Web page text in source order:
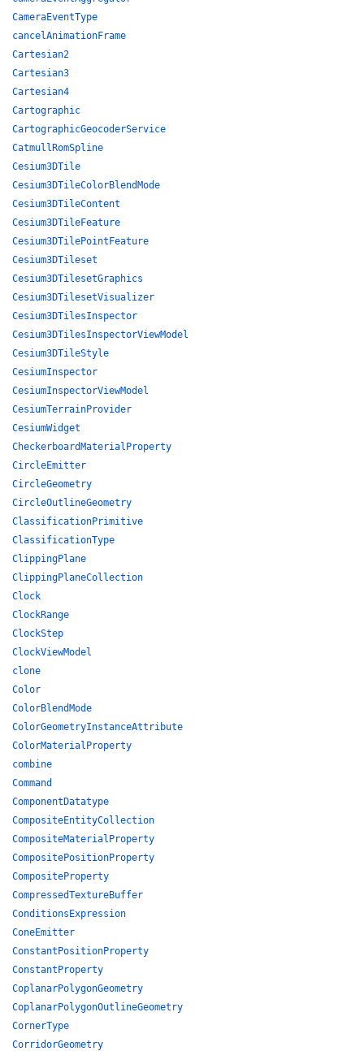
CameraEventType
cancelAnimationFrame
Cartesian2
Cartesian3
Cartesian4
Cartographic
CartographicGeocoderService
CatmullRomSpline
Cesium3DTile
Cesium3DTileColorBlendMode
Cesium3DTileContent
Cesium3DTileFeature
Cesium3DTilePointFeature
Cesium3DTileset
Cesium3DTilesetGraphics
Cesium3DTilesetVisualizer
Cesium3DTilesInspector
Cesium3DTilesInspectorViewModel
Cesium3DTileStyle
CesiumInspector
CesiumInspectorViewModel
CesiumTerrainProvider
CesiumWidget
CheckerboardMaterialProperty
CircleEmitter
CircleGeometry
CircleOutlineGeometry
ClassificationPrimitive
ClassificationType
ClippingPlane
ClippingPlaneCollection
Clock
ClockRange
ClockStep
ClockViewModel
clone
Color
ColorBlendMode
ColorGeometryInstanceAttribute
ColorMaterialProperty
combine
Command
ComponentDatatype
CompositeEntityCollection
CompositeMaterialProperty
CompositePositionProperty
CompositeProperty
CompressedTextureBuffer
ConditionsExpression
ConeEmitter
ConstantPositionProperty
ConstantProperty
CoplanarPolygonGeometry
CoplanarPolygonOutlineGeometry
CornerType
CorridorGeometry